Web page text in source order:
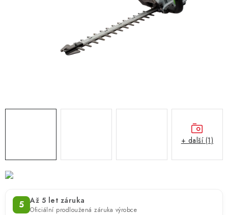
5 Až 5 let záruka
Oficiální prodloužená záruka výrobce
+ další (1)